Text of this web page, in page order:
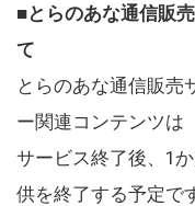
■とらのあな通信販
て
とらのあな通信販売
ー関連コンテンツは
サービス終了後、1
供を終了する予定で